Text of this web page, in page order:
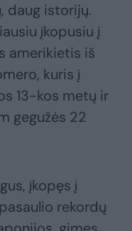
daug istorijų.
įkopusiu į
amerikietis iš
kuris į
13-kos metų ir
gegužės 22
įkopęs į
rekordų